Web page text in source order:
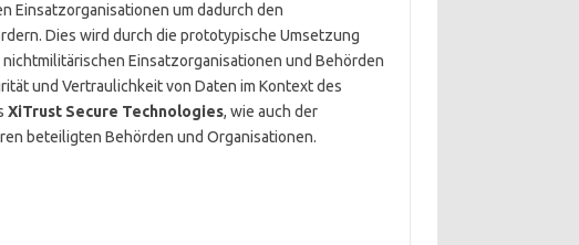
Einsatzorganisationen um dadurch den
Dies wird durch die prototypische Umsetzung
Einsatzorganisationen und Behörden
und Vertraulichkeit von Daten im Kontext des
XiTrust Secure Technologies, wie auch der
beteiligten Behörden und Organisationen.